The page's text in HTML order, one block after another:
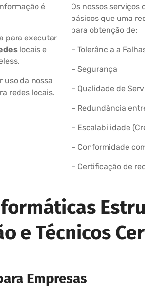
é
para executar
locais e
uso da nossa
redes locais.
Os nossos serviços
básicos que uma
para obtenção de:
– Tolerância a
– Segurança
– Qualidade de
– Redundância
– Escalabilidade
– Conformidade
– Certificação de
e Técnicos
Empresas